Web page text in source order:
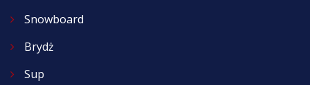
Snowboard
Brydż
Sup